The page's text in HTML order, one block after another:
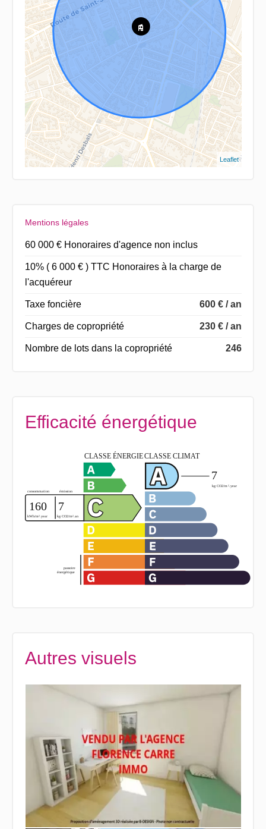
Leaflet
Mentions légales
60 000 € Honoraires d'agence non inclus
10% ( 6 000 € ) TTC Honoraires à la charge de
l'acquéreur
Taxe foncière 600 € / an
Charges de copropriété 230 € / an
Nombre de lots dans la copropriété 246
Efficacité énergétique
Autres visuels